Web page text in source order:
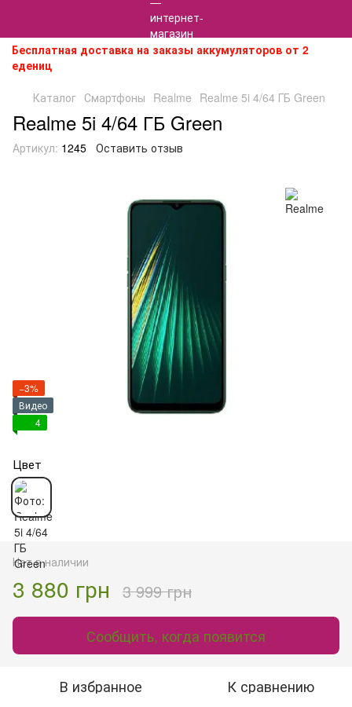
Бесплатная доставка на заказы аккумуляторов от 2
едениц
Каталог Смартфоны Realme Realme 5i 4/64 ГБ Green
Realme 5i 4/64 ГБ Green
Артикул: 1245 Оставить отзыв
−3%
Видео
4
Цвет
Нет в наличии
3 880 грн 3 999 грн
Сообщить, когда появится
В избранное К сравнению